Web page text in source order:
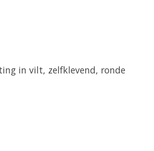
in vilt, zelfklevend, ronde